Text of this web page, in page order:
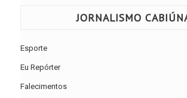
JORNALISMO
Esporte
Eu Repórter
Falecimentos